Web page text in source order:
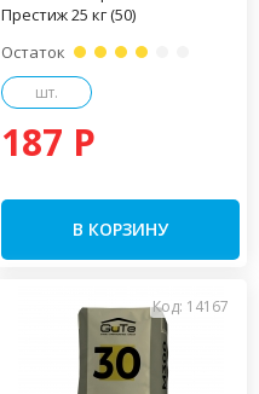
Престиж 25 кг (50)
Остаток
шт.
187 P
В КОРЗИНУ
Код: 14167